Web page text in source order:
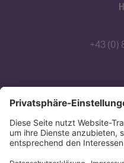
+43 (0)
Abonnieren Sie